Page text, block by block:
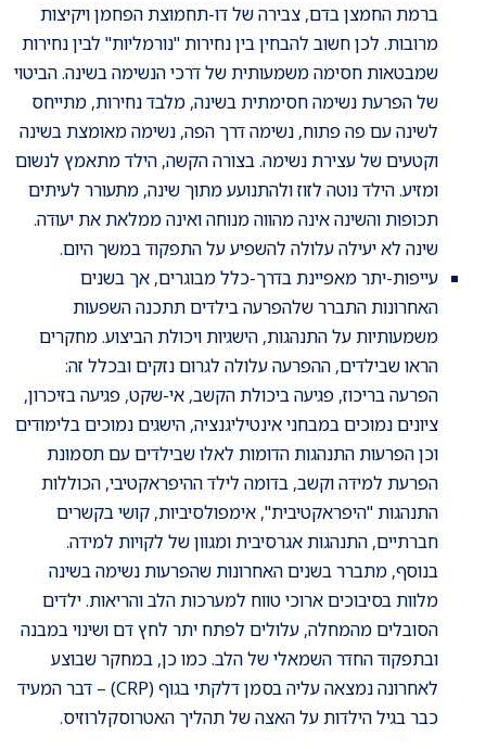
ברמת החמצן בדם, צבירה של דו-תחמוצת הפחמן ויקיצות
מרובות. לכן חשוב להבחין בין נחירות "נורמליות" לבין נחירות
שמבטאות חסימה משמעותית של דרכי הנשימה בשינה. הביטוי
של הפרעת נשימה חסימתית בשינה, מלבד נחירות, מתייחס
לשינה עם פה פתוח, נשימה דרך הפה, נשימה מאומצת בשינה
וקטעים של עצירת נשימה. בצורה הקשה, הילד מתאמץ לנשום
ומזיע. הילד נוטה לזוז ולהתנועע מתוך שינה, מתעורר לעיתים
תכופות והשינה אינה מהווה מנוחה ואינה ממלאת את יעודה.
שינה לא יעילה עלולה להשפיע על התפקוד במשך היום.
עייפות-יתר מאפיינת בדרך-כלל מבוגרים, אך בשנים
האחרונות התברר שלהפרעה בילדים תתכנה השפעות
משמעותיות על התנהגות, הישגיות ויכולת הביצוע. מחקרים
הראו שבילדים, ההפרעה עלולה לגרום נזקים ובכלל זה:
הפרעה בריכוז, פגיעה ביכולת הקשב, אי-שקט, פגיעה בזיכרון,
ציונים נמוכים במבחני אינטיליגנציה, הישגים נמוכים בלימודים
וכן הפרעות התנהגות הדומות לאלו שבילדים עם תסמונת
הפרעת למידה וקשב, בדומה לילד ההיפראקטיבי, הכוללות
התנהגות "היפראקטיבית", אימפולסיביות, קושי בקשרים
חברתיים, התנהגות אגרסיבית ומגוון של לקויות למידה.
בנוסף, מתברר בשנים האחרונות שהפרעות נשימה בשינה
מלוות בסיבוכים ארוכי טווח למערכות הלב והריאות. ילדים
הסובלים מהמחלה, עלולים לפתח יתר לחץ דם ושינוי במבנה
ובתפקוד החדר השמאלי של הלב. כמו כן, במחקר שבוצע
לאחרונה נמצאה עליה בסמן דלקתי בגוף (CRP) – דבר המעיד
כבר בגיל הילדות על האצה של תהליך האטרוסקלרוזיס.